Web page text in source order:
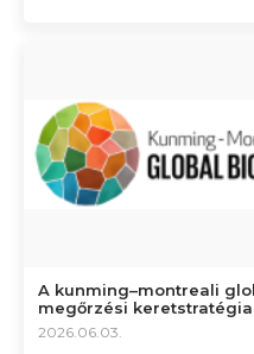
A kunming–montreali
megőrzési keretstratégia
2026.06.03.